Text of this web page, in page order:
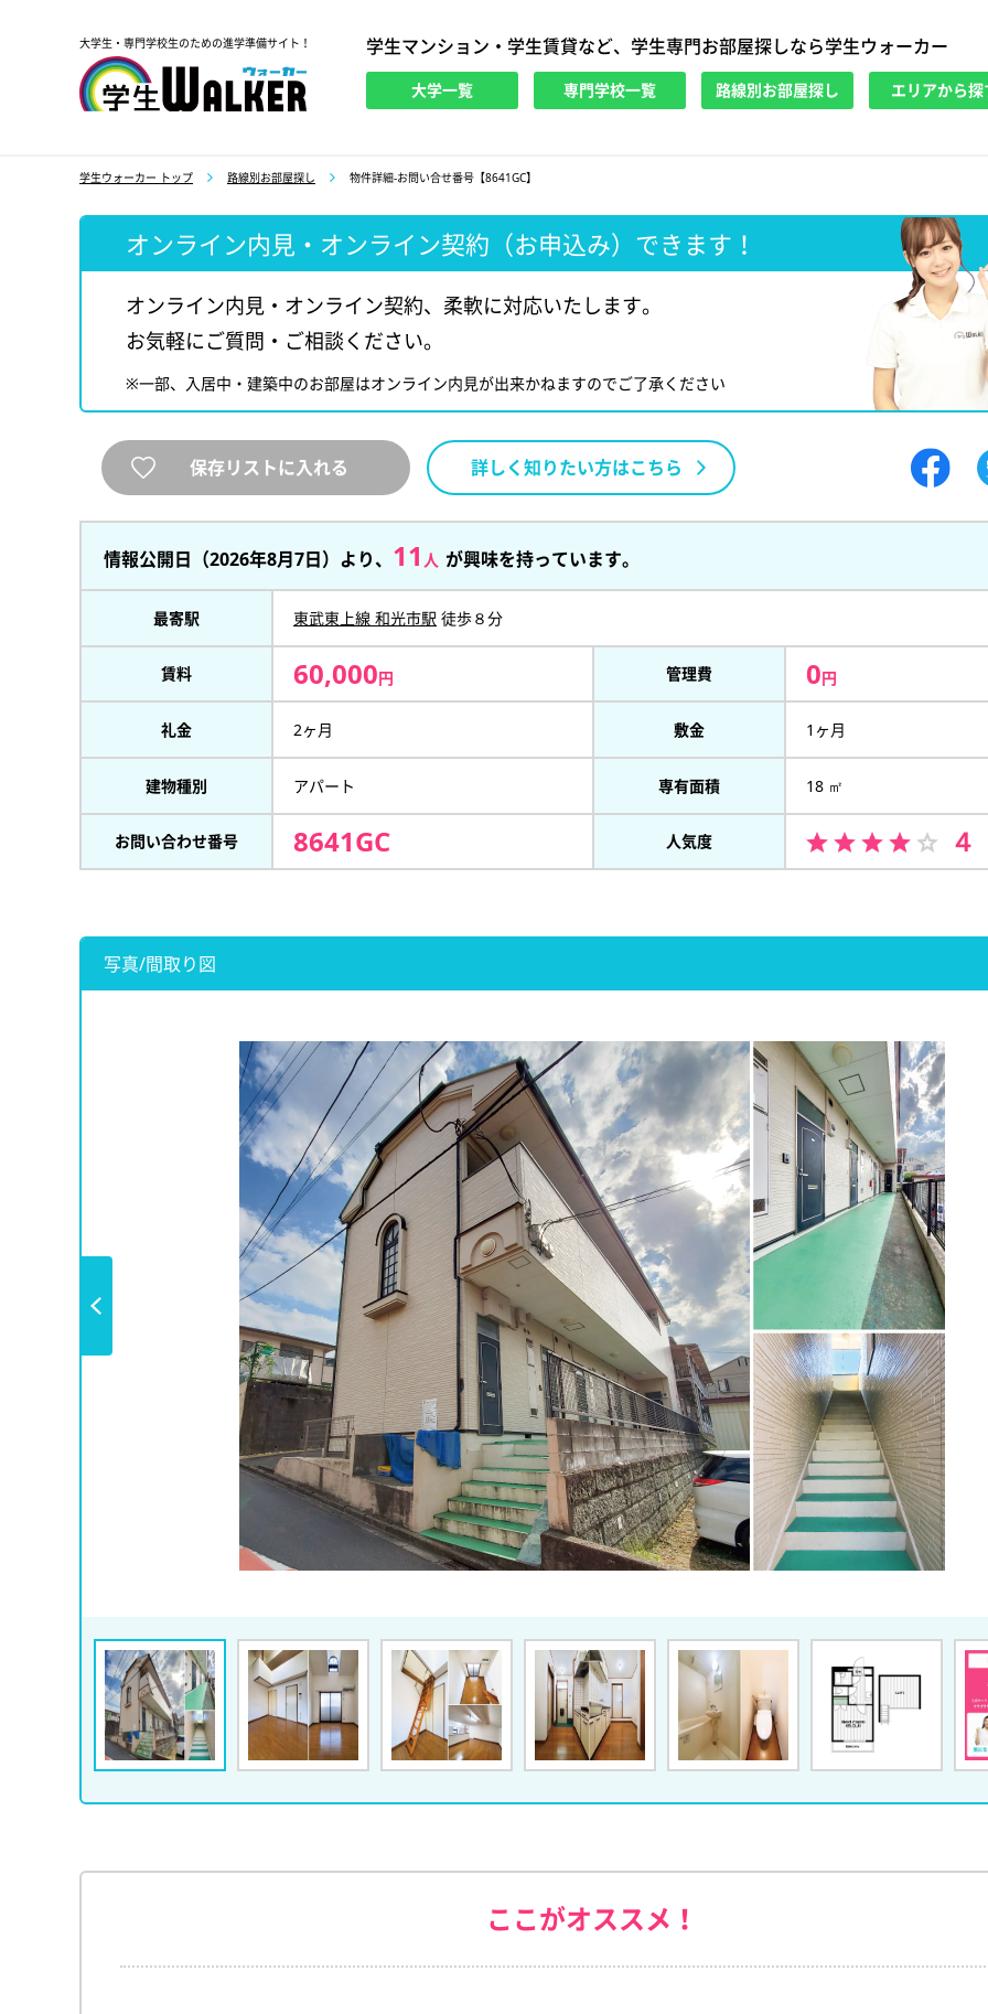
大学生・専門学校生のための進学準備サイト！ 学生マンション・学生賃貸など、学生専門お部屋探しなら学生ウォーカー
大学一覧 専門学校一覧 路線別お部屋探し エリアから探
学生ウォーカー トップ 路線別お部屋探し 物件詳細-お問い合せ番号【8641GC】
オンライン内見・オンライン契約（お申込み）できます！
オンライン内見・オンライン契約、柔軟に対応いたします。
お気軽にご質問・ご相談ください。
※一部、入居中・建築中のお部屋はオンライン内見が出来かねますのでご了承ください
保存リストに入れる 詳しく知りたい方はこちら
情報公開日（2026年8月7日）より、 11 人 が興味を持っています。
最寄駅 東武東上線 和光市駅 徒歩８分
賃料 60,000円 管理費 0円
礼金 2ヶ月 敷金 1ヶ月
建物種別 アパート 専有面積 18 ㎡
お問い合わせ番号 8641GC 人気度 ４
写真/間取り図
ここがオススメ！